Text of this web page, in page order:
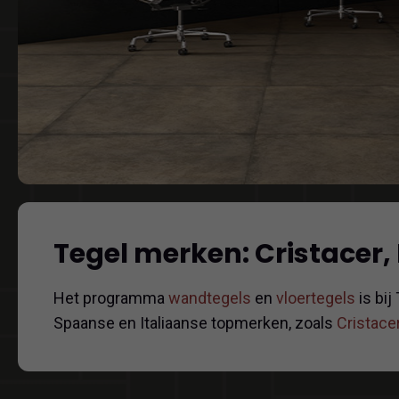
Tegel merken:
Het programma wandtegels en vloertegels is bij
Spaanse en Italiaanse topmerken, zoals